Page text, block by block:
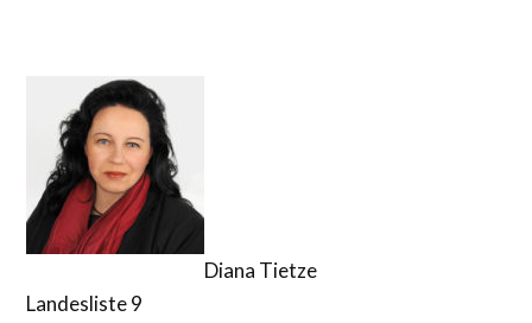
Diana Tietze
Landesliste 9